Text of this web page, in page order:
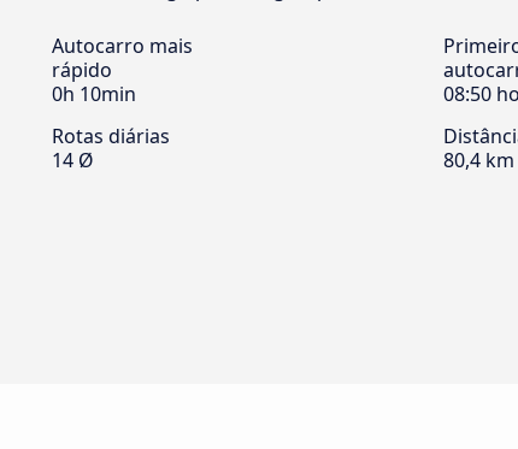
Autocarro mais
rápido
0h 10min
08:50
Rotas diárias
14 Ø
80,4 km